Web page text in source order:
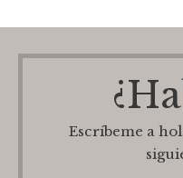
Escríbeme a